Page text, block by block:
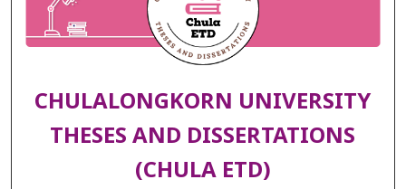
CHULALONGKORN UNIVERSITY
THESES AND DISSERTATIONS
(CHULA ETD)